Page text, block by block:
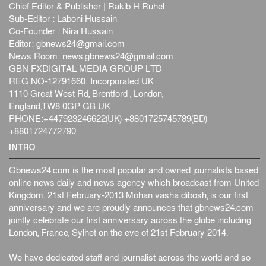
Chief Editor & Publisher | Rakib H Ruhel
Sub-Editor : Laboni Hussain
Co-Founder : Nira Hussain
Editor: gbnews24@gmail.com
News Room: news.gbnews24@gmail.com
GBN FXDIGITAL MEDIA GROUP LTD
REG:NO-12791660: Incorporated UK
1110 Great West Rd, Brentford , London,
England,TW8 0GP GB UK
PHONE:+447923246622(UK) +8801725745789(BD)
+8801724772790
INTRO
Gbnews24.com is the most popular and owned journalists based
online news daily and news agency which broadcast from United
Kingdom. 21st February-2013 Mohan vasha dibosh, is our first
anniversary and we are proudly announces that gbnews24.com
jointly celebrate our first anniversary across the globe including
London, France, Sylhet on the eve of 21st February 2014.
We have dedicated staff and journalist across the world and so